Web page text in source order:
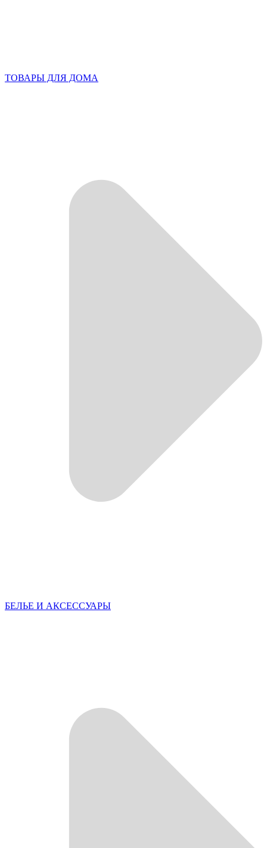
ТОВАРЫ ДЛЯ ДОМА
БЕЛЬЕ И АКСЕССУАРЫ